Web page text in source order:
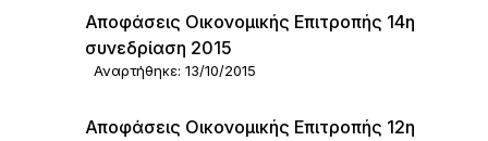
Αποφάσεις Οικονομικής Επιτροπής 14η
συνεδρίαση 2015
Αναρτήθηκε: 13/10/2015
Αποφάσεις Οικονομικής Επιτροπής 12η